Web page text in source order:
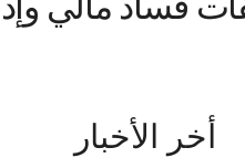
أخر الأخبار